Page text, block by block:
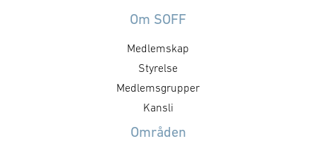
styrning, upphandling, avtal,
formar försvarsmarknaden
genom hur den agerar som kund.
Det handlar inte bara om ökade
försvarsinvesteringar, utan också
anskaffningsprinciper,
Om SOFF
Medlemskap
Styrelse
Medlemsgrupper
Kansli
Områden